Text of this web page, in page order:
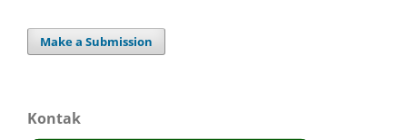
Make a Submission
Kontak